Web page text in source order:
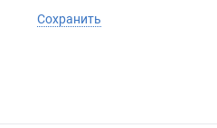
Сохранить